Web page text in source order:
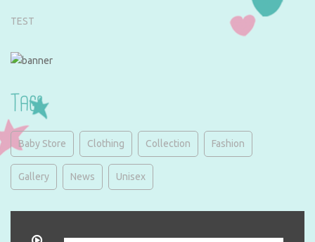
TEST
Tags
Baby Store Clothing Collection Fashion
Gallery News Unisex